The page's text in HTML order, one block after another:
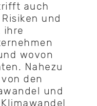
auch
und
ihre
wovon
Nahezu
den
und